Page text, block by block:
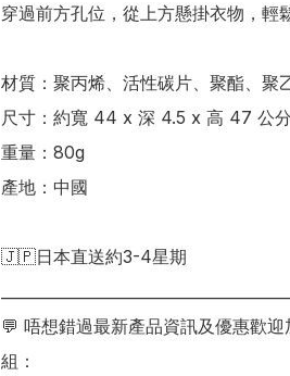
穿過前方孔位，從上方懸掛衣物，輕
材質：聚丙烯、活性碳片、聚酯、聚
尺寸：約寬 44 x 深 4.5 x 高 47 公分
重量：80g
產地：中國
🇯🇵日本直送約3-4星期
💬 唔想錯過最新產品資訊及優惠歡
組：